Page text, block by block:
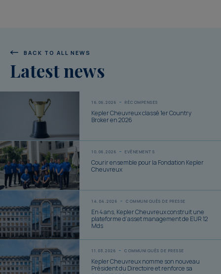
BACK TO ALL NEWS
Latest news
16.06.2026 RÉCOMPENSES
Kepler Cheuvreux classé 1er Country
Broker en 2026
10.06.2026 EVÉNEMENTS
Courir ensemble pour la Fondation Kepler
Cheuvreux
14.04.2026 COMMUNIQUÉS DE PRESSE
En 4 ans, Kepler Cheuvreux construit une
plateforme d’asset management de EUR 12
Mds
11.03.2026 COMMUNIQUÉS DE PRESSE
Kepler Cheuvreux nomme son nouveau
Président du Directoire et renforce sa